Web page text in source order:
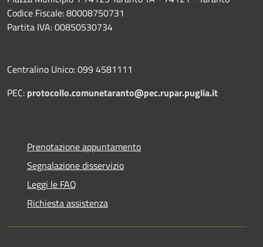
Codice Fiscale: 80008750731
Partita IVA: 00850530734
Centralino Unico: 099 4581111
PEC: protocollo.comunetaranto@pec.rupar.puglia.it
Prenotazione appuntamento
Segnalazione disservizio
Leggi le FAQ
Richiesta assistenza